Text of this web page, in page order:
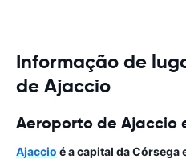
Informação de
de Ajaccio
Aeroporto de Ajaccio
Ajaccio é a capital daCórsega